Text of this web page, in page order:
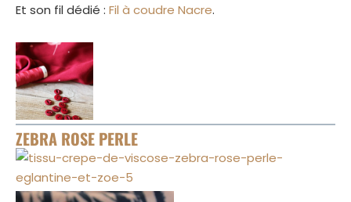
Et son fil dédié : Fil à coudre Nacre.
ZEBRA ROSE PERLE